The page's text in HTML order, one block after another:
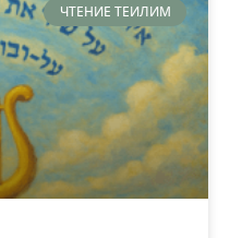
ЧТЕНИЕ ТЕИЛИМ